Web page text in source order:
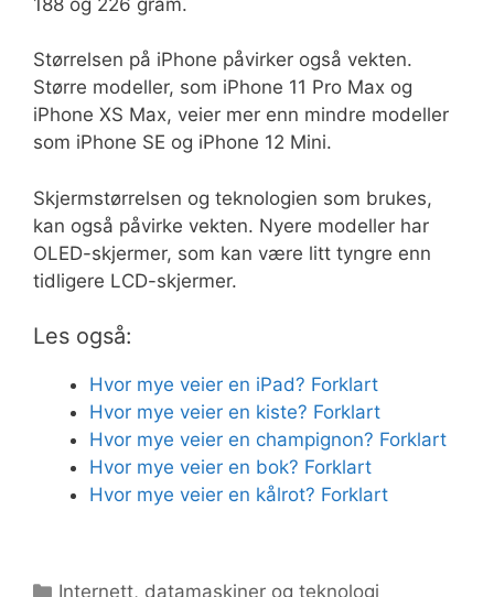
Størrelsen på iPhone påvirker også vekten.
Større modeller, som iPhone 11 Pro Max og
iPhone XS Max, veier mer enn mindre modeller
som iPhone SE og iPhone 12 Mini.
Skjermstørrelsen og teknologien som brukes,
kan også påvirke vekten. Nyere modeller har
OLED-skjermer, som kan være litt tyngre enn
tidligere LCD-skjermer.
Les også:
Hvor mye veier en iPad? Forklart
Hvor mye veier en kiste? Forklart
Hvor mye veier en champignon? Forklart
Hvor mye veier en bok? Forklart
Hvor mye veier en kålrot? Forklart
Kategorier
Internett, datamaskiner og teknologi